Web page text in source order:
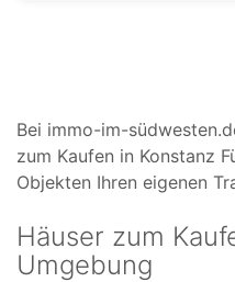
Bei immo-im-
zum Kaufen in Konstanz
Objekten Ihren eigenen
Häuser zum
Umgebung